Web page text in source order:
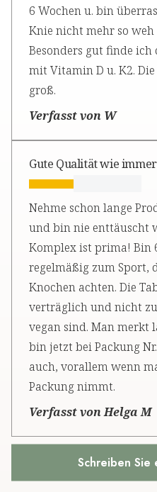
6 Wochen u. bin
Knie nicht mehr so weh
Besonders gut finde
mit Vitamin D u. K2.
groß.
Verfasst von W
Gute Qualität wie immer
Nehme schon lange
und bin nie enttäuscht
Komplex ist prima! Bin
regelmäßig zum Sport,
Knochen achten. Die
verträglich und nicht
vegan sind. Man merkt
bin jetzt bei Packung
auch, vorallem wenn
Packung nimmt.
Verfasst von Helga M
Schreiben Sie